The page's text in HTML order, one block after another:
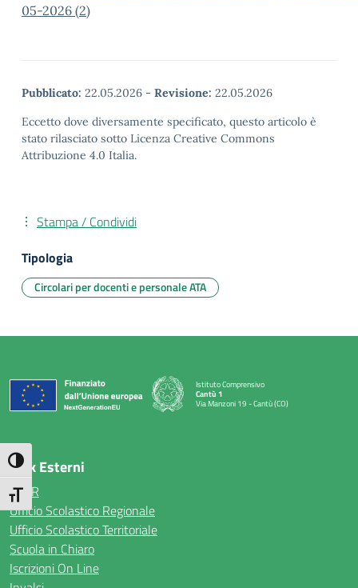
Attiva/disattiva alto contrasto
Attiva/disattiva dimensione testo
05-2026 (2)
Pubblicato: 22.05.2026 - Revisione: 22.05.2026
Eccetto dove diversamente specificato, questo articolo è
stato rilasciato sotto Licenza Creative Commons
Attribuzione 4.0 Italia.
Stampa / Condividi
Tipologia
Circolari per docenti e personale ATA
Istituto Comprensivo
Cantù 1
Via Manzoni 19 - Cantù (CO)
— Visita la pagina iniziale della scuola
Link Esterni
MIUR
Ufficio Scolastico Regionale
Ufficio Scolastico Territoriale
Scuola in Chiaro
Iscrizioni On Line